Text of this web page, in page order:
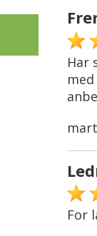
Har
For